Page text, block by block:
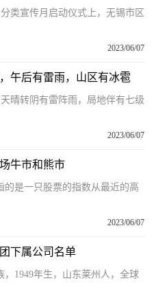
类宣传月启动仪式上，无锡市区
2023/06/07
午后有雷雨，山区有冰雹
晴转阴有雷阵雨，局地伴有七级
2023/06/07
牛市和熊市
的是一只股票的指数从最近的高
2023/06/07
下属公司名单
1949年生，山东莱州人，全球